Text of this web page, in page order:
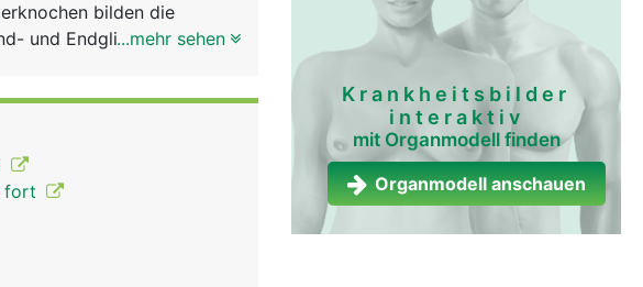
bilden die
und Endglied), die durch
Tasten und Fühlen.
...mehr sehen
fort
Krankheitsbilder
interaktiv
mit Organmodell finden
Organmodell anschauen